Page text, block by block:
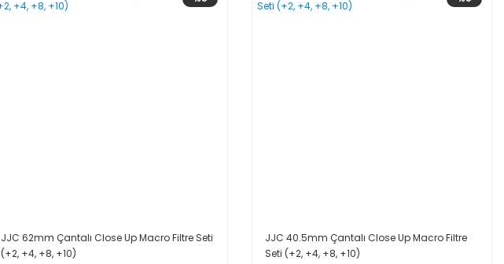
JJC 62mm Çantalı Close Up Macro Filtre Seti
(+2, +4, +8, +10)
JJC 40.5mm Çantalı Close Up Macro Filtre
Seti (+2, +4, +8, +10)